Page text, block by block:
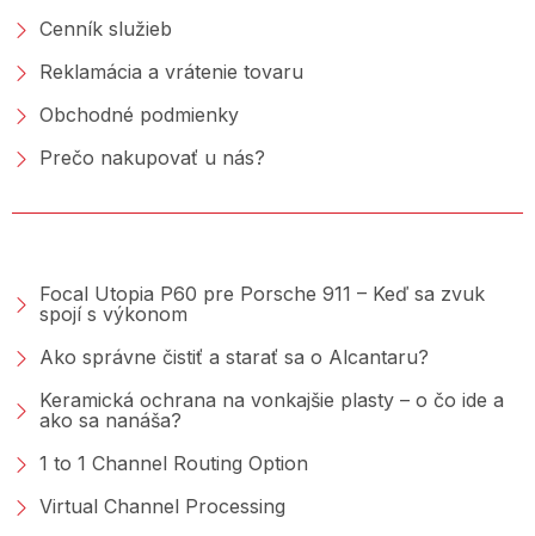
Cenník služieb
Reklamácia a vrátenie tovaru
Obchodné podmienky
Prečo nakupovať u nás?
Focal Utopia P60 pre Porsche 911 – Keď sa zvuk
spojí s výkonom
Ako správne čistiť a starať sa o Alcantaru?
Keramická ochrana na vonkajšie plasty – o čo ide a
ako sa nanáša?
1 to 1 Channel Routing Option
Virtual Channel Processing